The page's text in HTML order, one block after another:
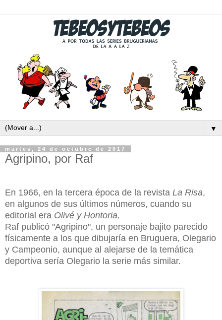
▼
martes, 24 de octubre de 2017
Agripino, por Raf
En 1966, en la tercera época de la revista La Risa,
en algunos de sus últimos números, cuando su
editorial era Olivé y Hontoria,
Raf publicó "Agripino", un personaje bajito parecido
físicamente a los que dibujaría en Bruguera, Olegario
y Campeonio, aunque al alejarse de la temática
deportiva sería Olegario la serie más similar.